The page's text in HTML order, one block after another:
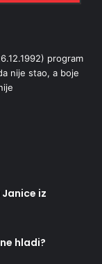
program
nije stao, a boje
iz
hladi?